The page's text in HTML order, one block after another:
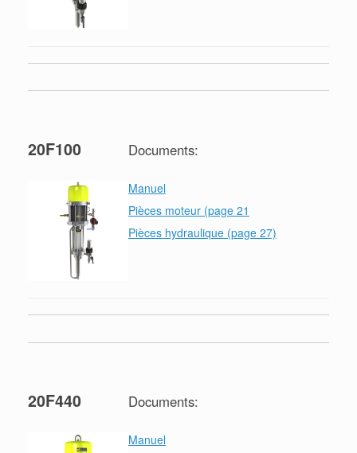
20F100 Documents:
Manuel
Pièces moteur (page 21
Pièces hydraulique (page 27)
20F440 Documents:
Manuel